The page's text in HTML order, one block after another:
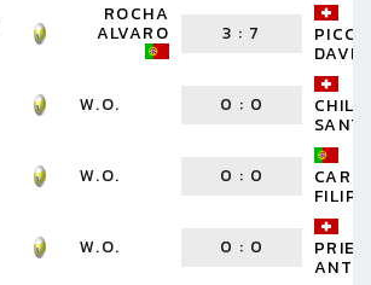
ROCHA
ALVARO 3 : 7
DAVID
W.O. 0 : 0
W.O. 0 : 0
FILIPE
W.O. 0 : 0